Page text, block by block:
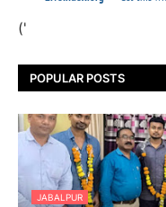
('
POPULAR POSTS
JABALPUR